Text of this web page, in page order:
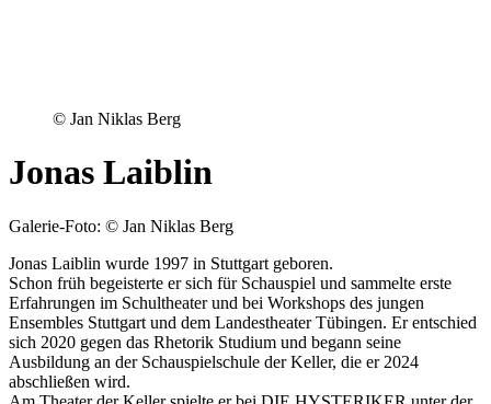
© Jan Niklas Berg
Jonas Laiblin
Galerie-Foto: © Jan Niklas Berg
Jonas Laiblin wurde 1997 in Stuttgart geboren.
Schon früh begeisterte er sich für Schauspiel und sammelte erste
Erfahrungen im Schultheater und bei Workshops des jungen
Ensembles Stuttgart und dem Landestheater Tübingen. Er entschied
sich 2020 gegen das Rhetorik Studium und begann seine
Ausbildung an der Schauspielschule der Keller, die er 2024
abschließen wird.